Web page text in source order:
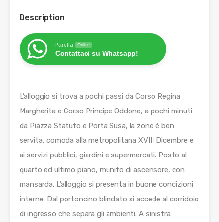
Description
Parella Online
Contattaci su Whatsapp!
L’alloggio si trova a pochi passi da Corso Regina
Margherita e Corso Principe Oddone, a pochi minuti
da Piazza Statuto e Porta Susa, la zone è ben
servita, comoda alla metropolitana XVIII Dicembre e
ai servizi pubblici, giardini e supermercati. Posto al
quarto ed ultimo piano, munito di ascensore, con
mansarda. L’alloggio si presenta in buone condizioni
interne. Dal portoncino blindato si accede al corridoio
di ingresso che separa gli ambienti. A sinistra